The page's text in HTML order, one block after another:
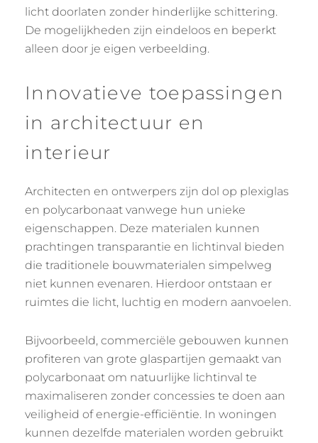
licht doorlaten zonder hinderlijke schittering.
De mogelijkheden zijn eindeloos en beperkt
alleen door je eigen verbeelding.
Innovatieve toepassingen
in architectuur en
interieur
Architecten en ontwerpers zijn dol op plexiglas
en polycarbonaat vanwege hun unieke
eigenschappen. Deze materialen kunnen
prachtingen transparantie en lichtinval bieden
die traditionele bouwmaterialen simpelweg
niet kunnen evenaren. Hierdoor ontstaan er
ruimtes die licht, luchtig en modern aanvoelen.
Bijvoorbeeld, commerciële gebouwen kunnen
profiteren van grote glaspartijen gemaakt van
polycarbonaat om natuurlijke lichtinval te
maximaliseren zonder concessies te doen aan
veiligheid of energie-efficiëntie. In woningen
kunnen dezelfde materialen worden gebruikt